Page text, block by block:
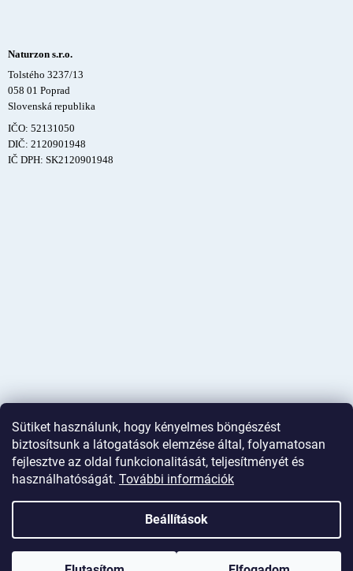
Sütiket használunk, hogy kényelmes böngészést
biztosítsunk a látogatások elemzése által, folyamatosan
fejlesztve az oldal funkcionalitását, teljesítményét és
használhatóságát. További információk
Beállítások
Naturzon s.r.o.
Tolstého 3237/13
058 01 Poprad
Slovenská republika
IČO: 52131050
DIČ: 2120901948
IČ DPH: SK2120901948